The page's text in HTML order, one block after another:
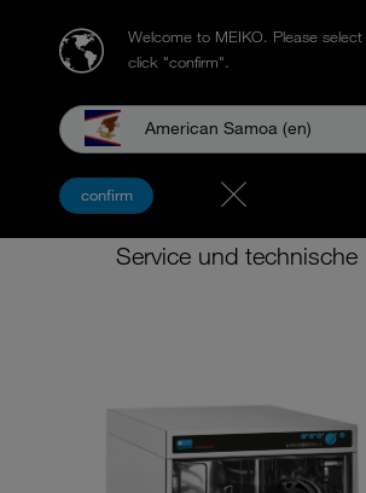
Welcome to MEIKO. Please
click "confirm".
American Samoa (en)
confirm
PSA-Reinigungs- und
MEIKO TopClean
Service und technische